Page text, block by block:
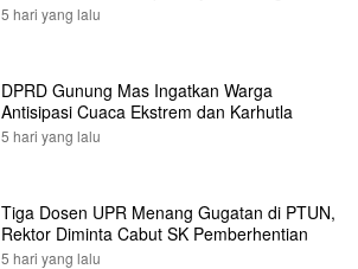
5 hari yang lalu
DPRD Gunung Mas Ingatkan Warga
Antisipasi Cuaca Ekstrem dan Karhutla
5 hari yang lalu
Tiga Dosen UPR Menang Gugatan di PTUN,
Rektor Diminta Cabut SK Pemberhentian
5 hari yang lalu